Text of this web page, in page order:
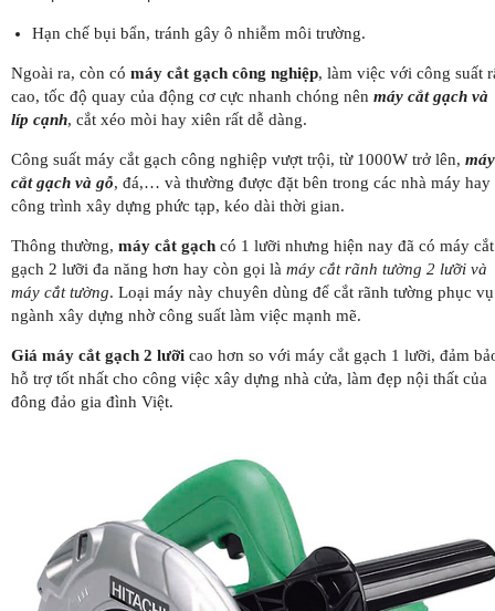
Hạn chế bụi bẩn, tránh gây ô nhiễm môi trường.
Ngoài ra, còn có máy cắt gạch công nghiệp, làm việc với công suất
cao, tốc độ quay của động cơ cực nhanh chóng nên máy cắt gạch và
líp cạnh, cắt xéo mòi hay xiên rất dễ dàng.
Công suất máy cắt gạch công nghiệp vượt trội, từ 1000W trở lên, máy
cắt gạch và gỗ, đá,… và thường được đặt bên trong các nhà máy hay
công trình xây dựng phức tạp, kéo dài thời gian.
Thông thường, máy cắt gạch có 1 lưỡi nhưng hiện nay đã có máy cắt
gạch 2 lưỡi đa năng hơn hay còn gọi là máy cắt rãnh tường 2 lưỡi và
máy cắt tường. Loại máy này chuyên dùng để cắt rãnh tường phục vụ
ngành xây dựng nhờ công suất làm việc mạnh mẽ.
Giá máy cắt gạch 2 lưỡi cao hơn so với máy cắt gạch 1 lưỡi, đảm
hỗ trợ tốt nhất cho công việc xây dựng nhà cửa, làm đẹp nội thất của
đông đảo gia đình Việt.